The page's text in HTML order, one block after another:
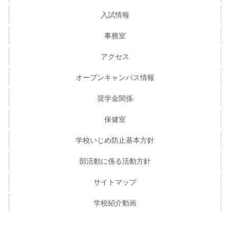
入試情報
事務室
アクセス
オープンキャンパス情報
奨学金関係
保健室
学校いじめ防止基本方針
部活動に係る活動方針
サイトマップ
学校紹介動画